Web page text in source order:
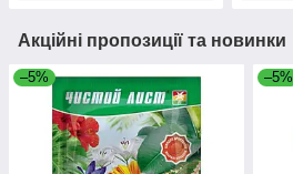
Акційні пропозиції та новинки
–5% –5%